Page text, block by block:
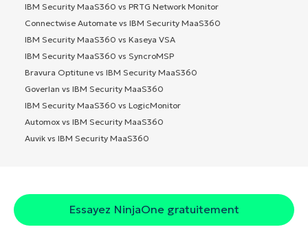
IBM Security MaaS360 vs PRTG Network Monitor
Connectwise Automate vs IBM Security MaaS360
IBM Security MaaS360 vs Kaseya VSA
IBM Security MaaS360 vs SyncroMSP
Bravura Optitune vs IBM Security MaaS360
Goverlan vs IBM Security MaaS360
IBM Security MaaS360 vs LogicMonitor
Automox vs IBM Security MaaS360
Auvik vs IBM Security MaaS360
Essayez NinjaOne gratuitement